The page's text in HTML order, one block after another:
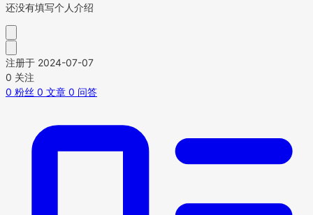
还没有填写个人介绍
注册于 2024-07-07
0 关注
0 粉丝 0 文章 0 问答